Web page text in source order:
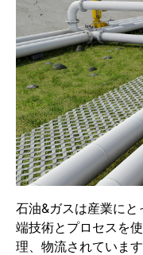
石油&ガスは産業に
端技術とプロセスを
理、物流されていま